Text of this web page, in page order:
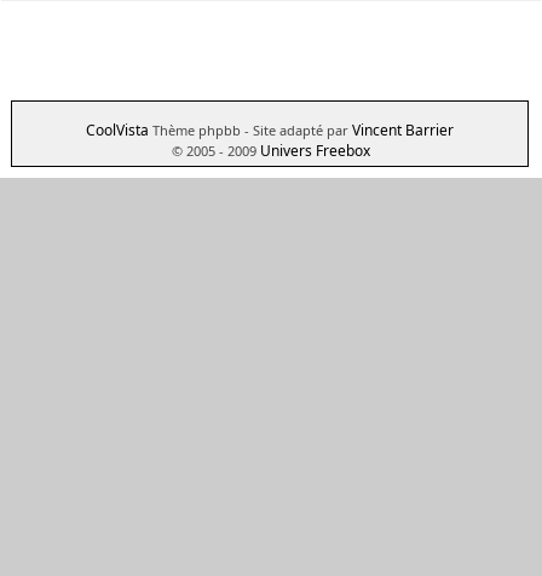
CoolVista Thème phpbb - Site adapté par Vincent Barrier
© 2005 - 2009 Univers Freebox